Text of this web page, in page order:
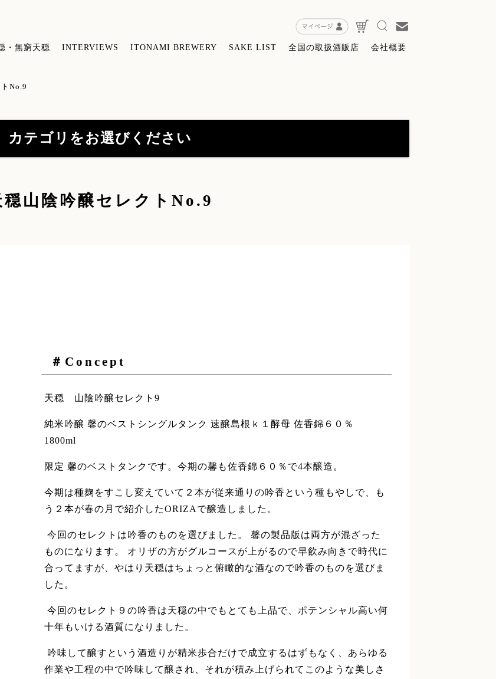
・無窮天穏 INTERVIEWS ITONAMI BREWERY SAKE LIST 全国の取扱酒販店 会社概要
No.9
カテゴリをお選びください
(41)
穏山陰吟醸セレクトNo.9
＃Concept
天穏 山陰吟醸セレクト9
純米吟醸 馨のベストシングルタンク 速醸島根ｋ１酵母 佐香錦６０％
1800ml
限定 馨のベストタンクです。今期の馨も佐香錦６０％で4本醸造。
今期は種麹をすこし変えていて２本が従来通りの吟香という種もやしで、も
う２本が春の月で紹介したORIZAで醸造しました。
今回のセレクトは吟香のものを選びました。 馨の製品版は両方が混ざった
ものになります。 オリザの方がグルコースが上がるので早飲み向きで時代に
合ってますが、やはり天穏はちょっと俯瞰的な酒なので吟香のものを選びま
した。
今回のセレクト９の吟香は天穏の中でもとても上品で、ポテンシャル高い何
十年もいける酒質になりました。
吟味して醸すという酒造りが精米歩合だけで成立するはずもなく、あらゆる
作業や工程の中で吟味して醸され、それが積み上げられてこのような美しさ